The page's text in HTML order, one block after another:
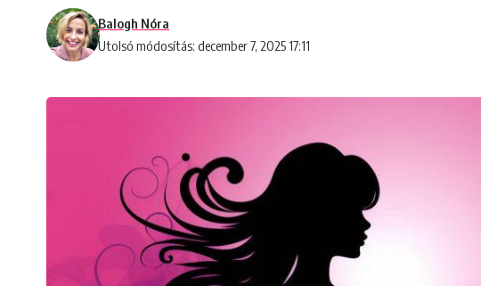
Utolsó módosítás: december 7, 2025 17:11
Balogh Nóra